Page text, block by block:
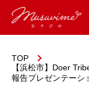
TOP
【浜松市】Doer
報告プレゼンテーシ